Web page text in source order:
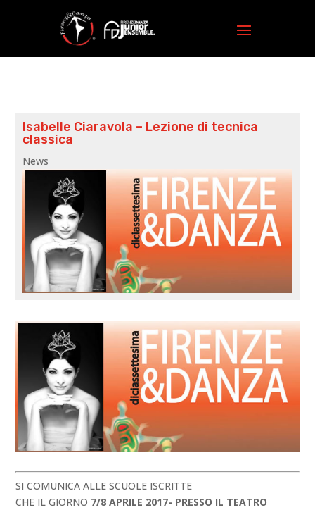
Isabelle Ciaravola – Lezione di tecnica
classica
News
SI COMUNICA ALLE SCUOLE ISCRITTE
CHE IL GIORNO 7/8 APRILE 2017- PRESSO IL TEATRO